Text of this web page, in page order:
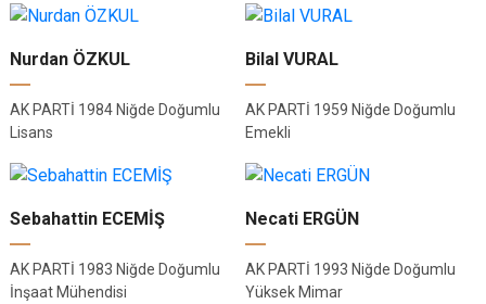
Nurdan ÖZKUL
AK PARTİ 1984 Niğde Doğumlu
Lisans
Bilal VURAL
AK PARTİ 1959 Niğde Doğumlu
Emekli
Sebahattin ECEMİŞ
AK PARTİ 1983 Niğde Doğumlu
İnşaat Mühendisi
Necati ERGÜN
AK PARTİ 1993 Niğde Doğumlu
Yüksek Mimar